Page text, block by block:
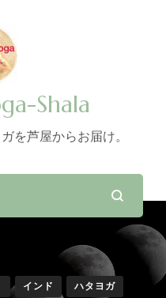
Shala
を芦屋からお届け。
インド ハタヨガ